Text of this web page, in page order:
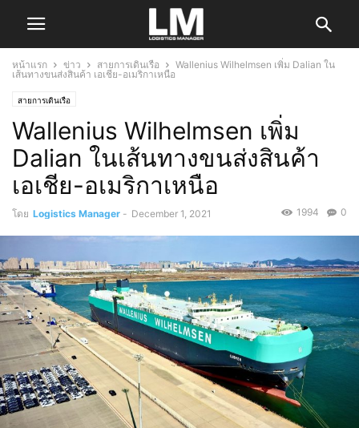
หน้าแรก ข่าว สายการเดินเรือ
Wallenius Wilhelmsen เพิ่ม Dalian ใน
เส้นทางขนส่งสินค้า เอเชีย-อเมริกาเหนือ
สายการเดินเรือ
Wallenius Wilhelmsen เพิ่ม
Dalian ในเส้นทางขนส่งสินค้า
เอเชีย-อเมริกาเหนือ
โดย Logistics Manager - December 1, 2021 0
1994